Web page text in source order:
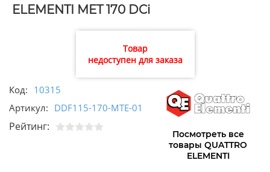
ELEMENTI MET 170 DCi
Товар
недоступен для заказа
Код: 10315
Артикул: DDF115-170-MTE-01
Рейтинг:
Посмотреть все
товары QUATTRO
ELEMENTI